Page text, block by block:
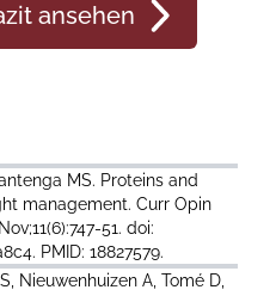
ansehen
MS. Proteins and
management. Curr Opin
51. doi:
PMID: 18827579.
Nieuwenhuizen A, Tomé D,